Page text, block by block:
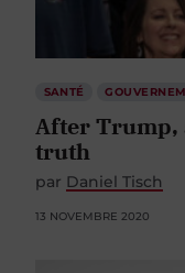
SANTÉ
After Trump,
truth
par Daniel Tisch
13 NOVEMBRE 2020